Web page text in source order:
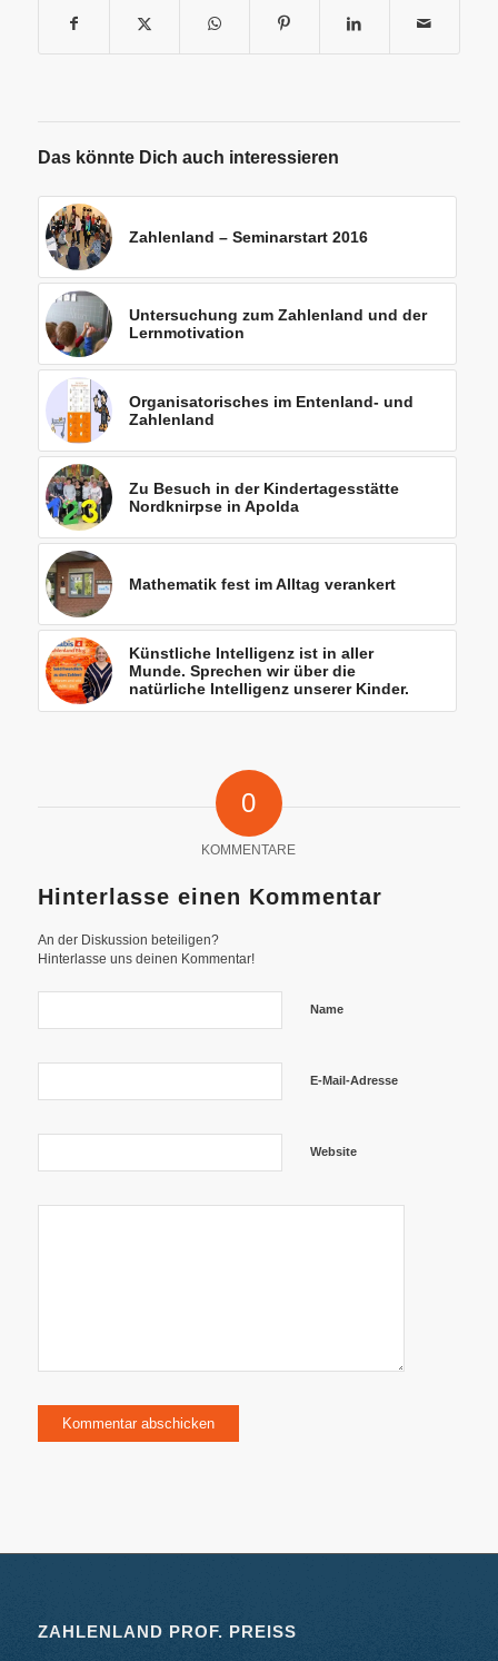
Das könnte Dich auch interessieren
Zahlenland – Seminarstart 2016
Untersuchung zum Zahlenland und der
Lernmotivation
Organisatorisches im Entenland- und
Zahlenland
Zu Besuch in der Kindertagesstätte
Nordknirpse in Apolda
Mathematik fest im Alltag verankert
Künstliche Intelligenz ist in aller
Munde. Sprechen wir über die
natürliche Intelligenz unserer Kinder.
0
KOMMENTARE
Hinterlasse einen Kommentar
An der Diskussion beteiligen?
Hinterlasse uns deinen Kommentar!
Name
E-Mail-Adresse
Website
ZAHLENLAND PROF. PREISS